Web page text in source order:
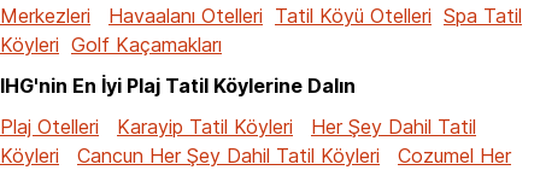
Merkezleri
Havaalanı Otelleri Tatil Köyü Otelleri Spa Tatil
Köyleri Golf Kaçamakları
IHG'nin En İyi Plaj Tatil Köylerine Dalın
Plaj Otelleri
Karayip Tatil Köyleri
Her Şey Dahil Tatil
Köyleri
Cancun Her Şey Dahil Tatil Köyleri
Cozumel Her